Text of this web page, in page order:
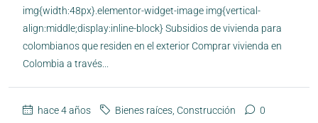
img{width:48px}.elementor-widget-image img{vertical-
align:middle;display:inline-block} Subsidios de vivienda para
colombianos que residen en el exterior Comprar vivienda en
Colombia a través...
hace 4 años Bienes raíces, Construcción 0